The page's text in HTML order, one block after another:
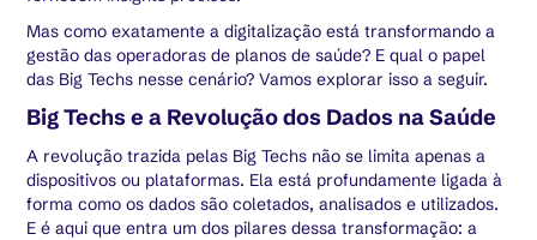
Mas como exatamente a digitalização está transformando a
gestão das operadoras de planos de saúde? E qual o papel
das Big Techs nesse cenário? Vamos explorar isso a seguir.
Big Techs e a Revolução dos Dados na Saúde
A revolução trazida pelas Big Techs não se limita apenas a
dispositivos ou plataformas. Ela está profundamente ligada à
forma como os dados são coletados, analisados e utilizados.
E é aqui que entra um dos pilares dessa transformação: a